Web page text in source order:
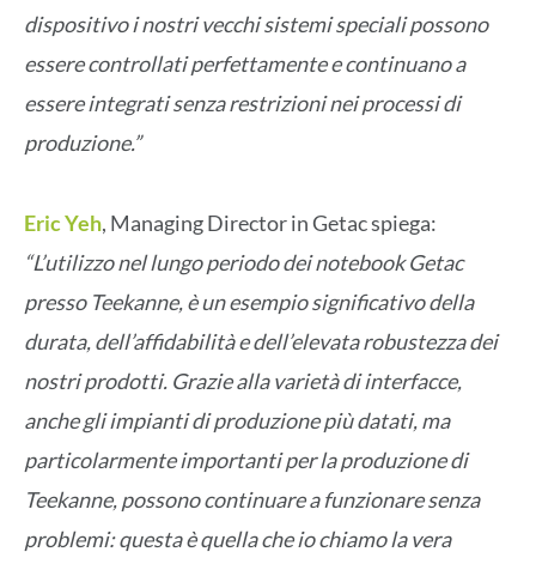
dispositivo i nostri vecchi sistemi speciali possono
essere controllati perfettamente e continuano a
essere integrati senza restrizioni nei processi di
produzione.”
Eric Yeh, Managing Director in Getac spiega:
“L’utilizzo nel lungo periodo dei notebook Getac
presso Teekanne, è un esempio significativo della
durata, dell’affidabilità e dell’elevata robustezza dei
nostri prodotti. Grazie alla varietà di interfacce,
anche gli impianti di produzione più datati, ma
particolarmente importanti per la produzione di
Teekanne, possono continuare a funzionare senza
problemi: questa è quella che io chiamo la vera